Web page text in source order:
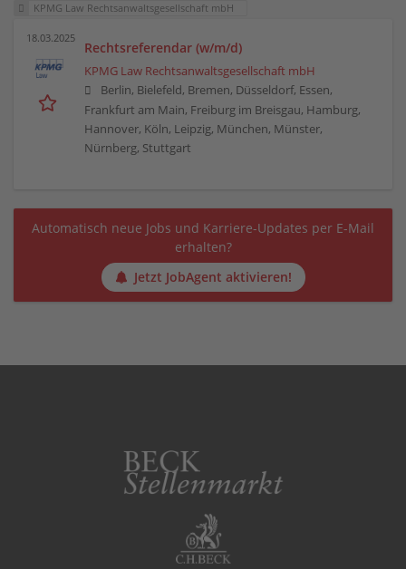
KPMG Law Rechtsanwaltsgesellschaft mbH
18.03.2025
Rechtsreferendar (w/m/d)
KPMG Law Rechtsanwaltsgesellschaft mbH
Berlin, Bielefeld, Bremen, Düsseldorf, Essen,
Frankfurt am Main, Freiburg im Breisgau, Hamburg,
Hannover, Köln, Leipzig, München, Münster,
Nürnberg, Stuttgart
Automatisch neue Jobs und Karriere-Updates per E-Mail
erhalten?
Jetzt JobAgent aktivieren!